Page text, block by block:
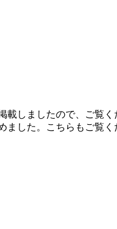
しましたので、ご覧く
した。こちらもご覧く